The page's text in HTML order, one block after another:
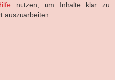
nutzen, um Inhalte klar zu
auszuarbeiten.